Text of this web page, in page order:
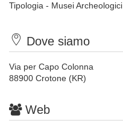
Tipologia - Musei Archeologici
Dove siamo
Via per Capo Colonna
88900 Crotone (KR)
Web